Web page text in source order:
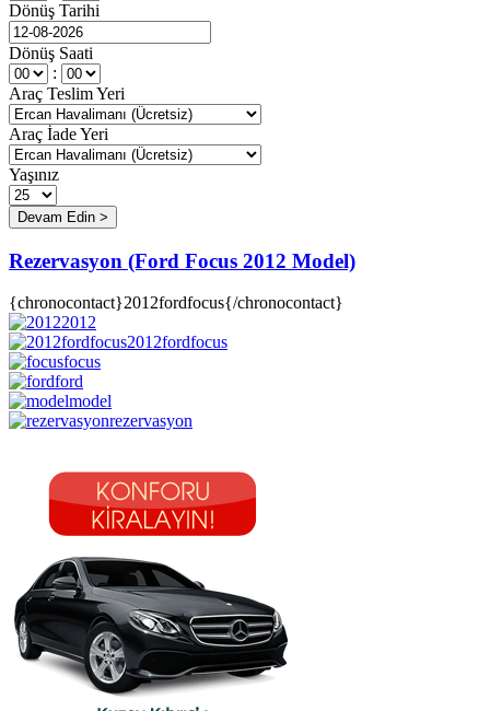
Dönüş Tarihi
Dönüş Saati
:
Araç Teslim Yeri
Araç İade Yeri
Yaşınız
Rezervasyon (Ford Focus 2012 Model)
{chronocontact}2012fordfocus{/chronocontact}
2012
2012fordfocus
focus
ford
model
rezervasyon